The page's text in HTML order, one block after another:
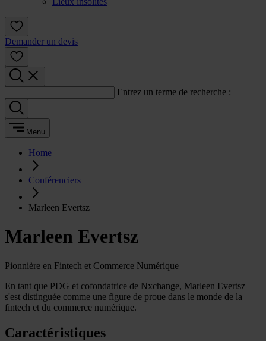
Demander un devis
Entrez un terme de recherche :
Menu
Home
Conférenciers
Marleen Evertsz
Marleen Evertsz
Pionnière en Fintech et Commerce Numérique
En tant que PDG et cofondatrice de Nxchange, Marleen Evertsz
s'est distinguée comme une figure de proue dans le monde de la
fintech et du commerce numérique.
Caractéristiques